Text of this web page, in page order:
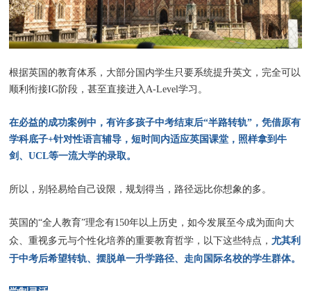
根据英国的教育体系，大部分国内学生只要系统提升英文，完全可以
顺利衔接IG阶段，甚至直接进入A-Level学习。
在必益的成功案例中，有许多孩子中考结束后“半路转轨”，凭借原有
学科底子+针对性语言辅导，短时间内适应英国课堂，照样拿到牛
剑、UCL等一流大学的录取。
所以，别轻易给自己设限，规划得当，路径远比你想象的多。
英国的“全人教育”理念有150年以上历史，如今发展至今成为面向大
众、重视多元与个性化培养的重要教育哲学，以下这些特点，尤其利
于中考后希望转轨、摆脱单一升学路径、走向国际名校的学生群体。